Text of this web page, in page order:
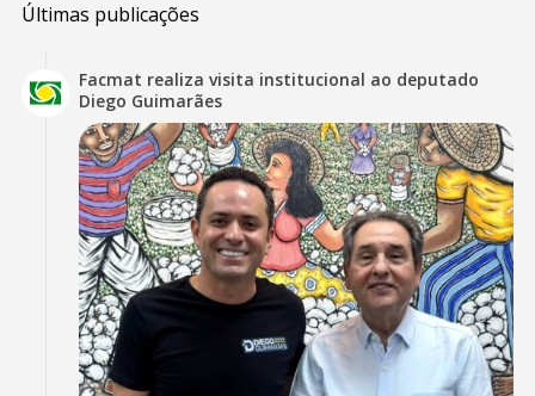
Últimas publicações
Facmat realiza visita institucional ao deputado
Diego Guimarães